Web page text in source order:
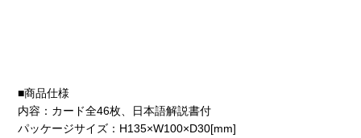
■商品仕様
内容：カード全46枚、日本語解説書付
パッケージサイズ：H135×W100×D30[mm]